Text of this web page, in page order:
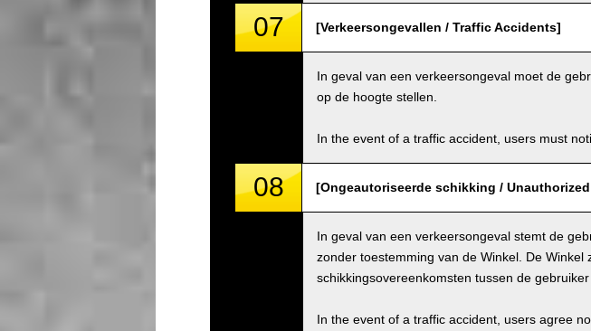
07 [Verkeersongevallen / Traffic Accidents]
In geval van een verkeersongeval moet de
op de hoogte stellen.
In the event of a traffic accident, users must
08 [Ongeautoriseerde schikking /
In geval van een verkeersongeval stemt de
zonder toestemming van de Winkel. De
schikkingsovereenkomsten tussen de
In the event of a traffic accident, users agree